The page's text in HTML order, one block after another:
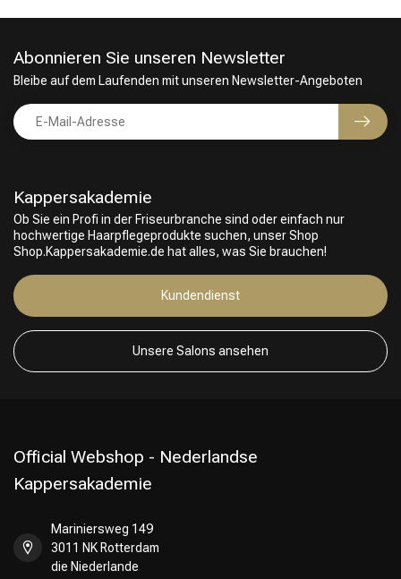
Kappersakademie
Ob Sie ein Profi in der Friseurbranche sind oder einfach nur
hochwertige Haarpflegeprodukte suchen, unser Shop
Shop.Kappersakademie.de hat alles, was Sie brauchen!
Kundendienst
Unsere Salons ansehen
Abonnieren Sie unseren Newsletter
Bleibe auf dem Laufenden mit unseren Newsletter-Angeboten
Official Webshop - Nederlandse
Kappersakademie
Mariniersweg 149
3011 NK Rotterdam
die Niederlande